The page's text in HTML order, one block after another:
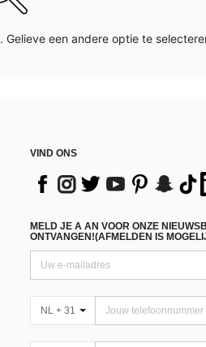
een andere optie te
VIND ONS
MELD JE A AN VOOR ONZE
ONTVANGEN!(AFMELDEN IS
NL + 31